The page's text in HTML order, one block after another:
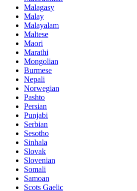
Malagasy
Malay
Malayalam
Maltese
Maori
Marathi
Mongolian
Burmese
Nepali
Norwegian
Pashto
Persian
Punjabi
Serbian
Sesotho
Sinhala
Slovak
Slovenian
Somali
Samoan
Scots Gaelic